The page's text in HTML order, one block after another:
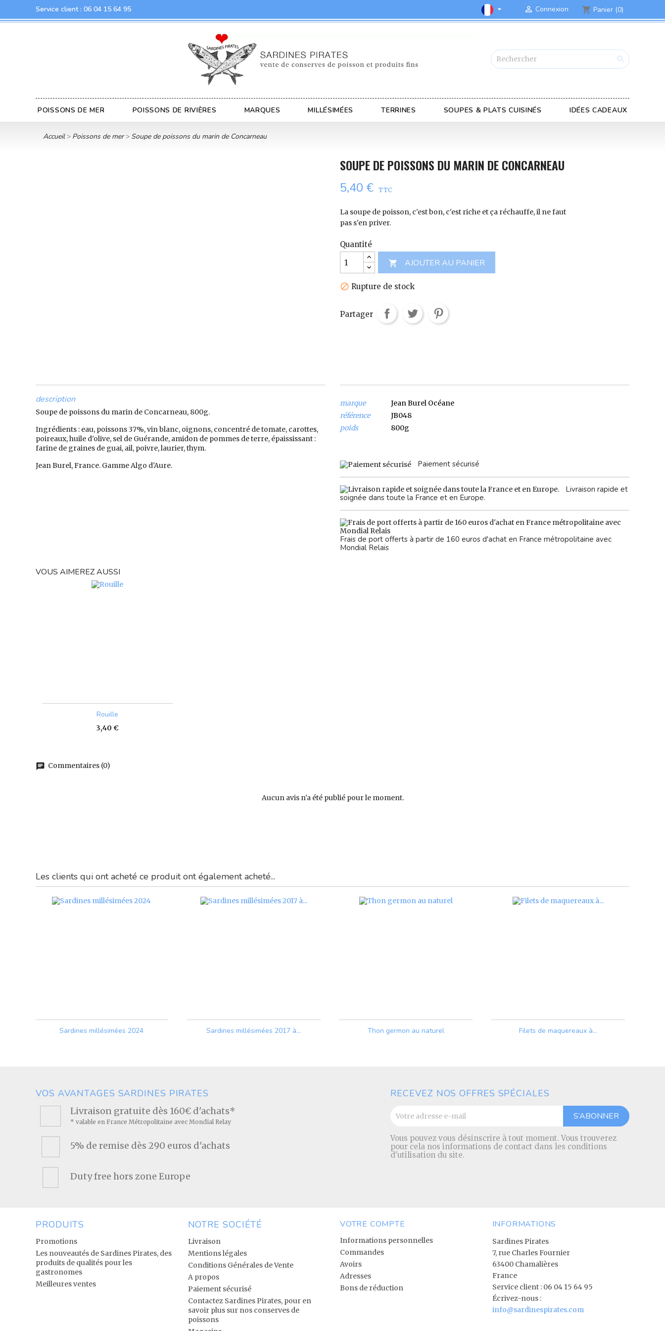
Service client : 06 04 15 64 95   Connexion shopping_cart Panier (0)

POISSONS DE MER POISSONS DE RIVIÈRES MARQUES MILLÉSIMÉES TERRINES SOUPES & PLATS CUISINÉS IDÉES CADEAUX
Accueil Poissons de mer Soupe de poissons du marin de Concarneau
SOUPE DE POISSONS DU MARIN DE CONCARNEAU
5,40 € TTC
La soupe de poisson, c'est bon, c'est riche et ça réchauffe, il ne faut
pas s'en priver.
Quantité

AJOUTER AU PANIER
 Rupture de stock
Partager
description
Soupe de poissons du marin de Concarneau, 800g.
Ingrédients : eau, poissons 37%, vin blanc, oignons, concentré de tomate, carottes,
poireaux, huile d'olive, sel de Guérande, amidon de pommes de terre, épaississant :
farine de graines de guai, ail, poivre, laurier, thym.
Jean Burel, France. Gamme Algo d'Aure.
marque
Jean Burel Océane
référence
JB048
poids
800g
Paiement sécurisé
Livraison rapide et
soignée dans toute la France et en Europe.
Frais de port offerts à partir de 160 euros d'achat en France métropolitaine avec
Mondial Relais
VOUS AIMEREZ AUSSI
Rouille
Prix
3,40 €
Aperçu rapide
chat Commentaires (0)
Aucun avis n'a été publié pour le moment.
Les clients qui ont acheté ce produit ont également acheté...
Sardines millésimées 2024 Sardines millésimées 2017 à... Thon germon au naturel Filets de maquereaux à...
VOS AVANTAGES SARDINES PIRATES
Livraison gratuite dès 160€ d'achats*
* valable en France Métropolitaine avec Mondial Relay
5% de remise dès 290 euros d'achats
Duty free hors zone Europe
RECEVEZ NOS OFFRES SPÉCIALES
Vous pouvez vous désinscrire à tout moment. Vous trouverez
pour cela nos informations de contact dans les conditions
d'utilisation du site.
PRODUITS
Promotions
Les nouveautés de Sardines Pirates, des
produits de qualités pour les
gastronomes
Meilleures ventes
NOTRE SOCIÉTÉ
Livraison
Mentions légales
Conditions Générales de Vente
A propos
Paiement sécurisé
Contactez Sardines Pirates, pour en
savoir plus sur nos conserves de
poissons
VOTRE COMPTE
Informations personnelles
Commandes
Avoirs
Adresses
Bons de réduction
INFORMATIONS
Sardines Pirates
7, rue Charles Fournier
63400 Chamalières
France
Service client : 06 04 15 64 95
Écrivez-nous :
info@sardinespirates.com